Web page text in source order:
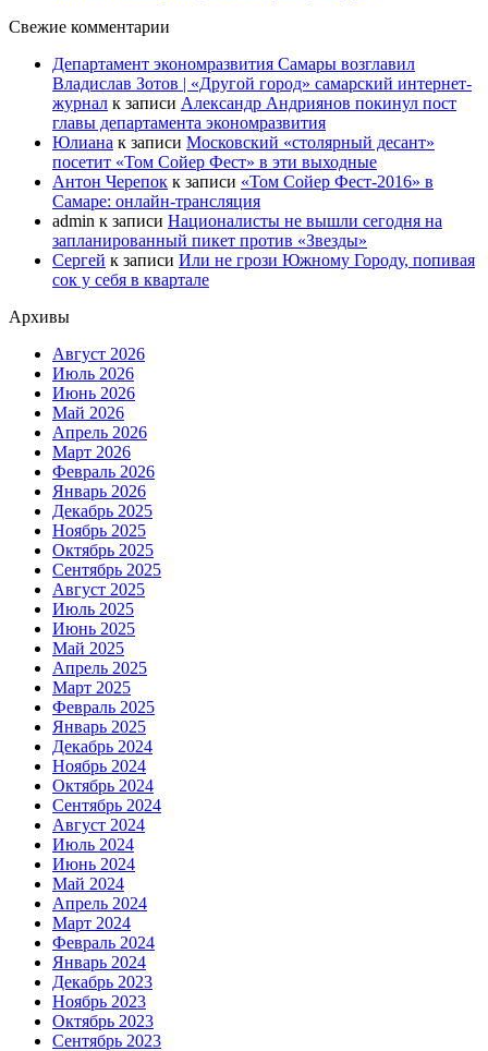
Свежие комментарии
Департамент экономразвития Самары возглавил
Владислав Зотов | «Другой город» самарский интернет-
журнал к записи Александр Андриянов покинул пост
главы департамента экономразвития
Юлиана к записи Московский «столярный десант»
посетит «Том Сойер Фест» в эти выходные
Антон Черепок к записи «Том Сойер Фест-2016» в
Самаре: онлайн-трансляция
admin к записи Националисты не вышли сегодня на
запланированный пикет против «Звезды»
Сергей к записи Или не грози Южному Городу, попивая
сок у себя в квартале
Архивы
Август 2026
Июль 2026
Июнь 2026
Май 2026
Апрель 2026
Март 2026
Февраль 2026
Январь 2026
Декабрь 2025
Ноябрь 2025
Октябрь 2025
Сентябрь 2025
Август 2025
Июль 2025
Июнь 2025
Май 2025
Апрель 2025
Март 2025
Февраль 2025
Январь 2025
Декабрь 2024
Ноябрь 2024
Октябрь 2024
Сентябрь 2024
Август 2024
Июль 2024
Июнь 2024
Май 2024
Апрель 2024
Март 2024
Февраль 2024
Январь 2024
Декабрь 2023
Ноябрь 2023
Октябрь 2023
Сентябрь 2023